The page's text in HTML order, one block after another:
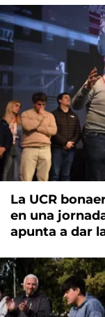
La UCR
en una
apunta a dar